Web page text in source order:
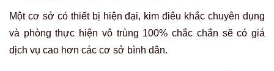
Một cơ sở có thiết bị hiện đại, kim điêu khắc chuyên dụng
và phòng thực hiện vô trùng 100% chắc chắn sẽ có giá
dịch vụ cao hơn các cơ sở bình dân.